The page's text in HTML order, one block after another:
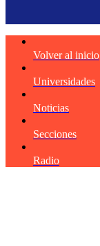
Volver al inicio
Universidades
Noticias
Secciones
Radio